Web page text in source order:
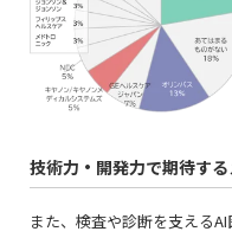
技術力・開発力で期待す
また、検査や診断を支える